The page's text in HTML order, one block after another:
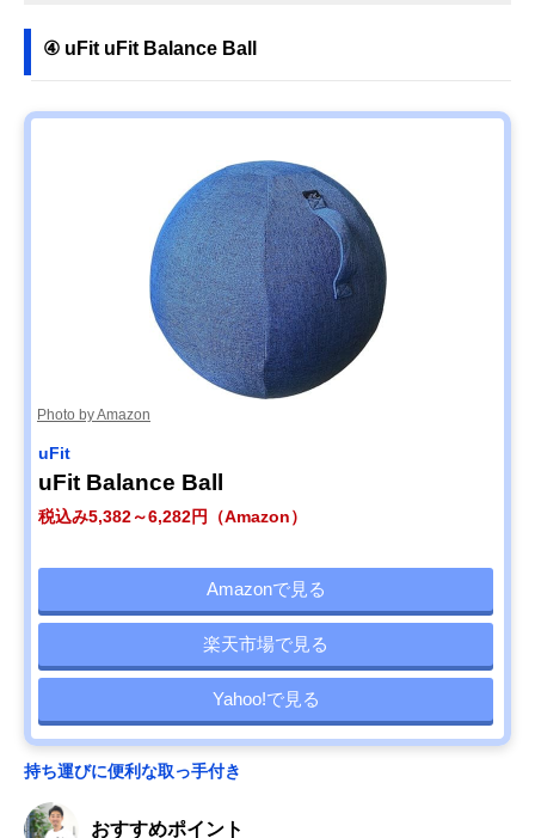
④ uFit uFit Balance Ball
Photo by Amazon
uFit
uFit Balance Ball
税込み5,382～6,282円（Amazon）
Amazonで見る
楽天市場で見る
Yahoo!で見る
持ち運びに便利な取っ手付き
おすすめポイント